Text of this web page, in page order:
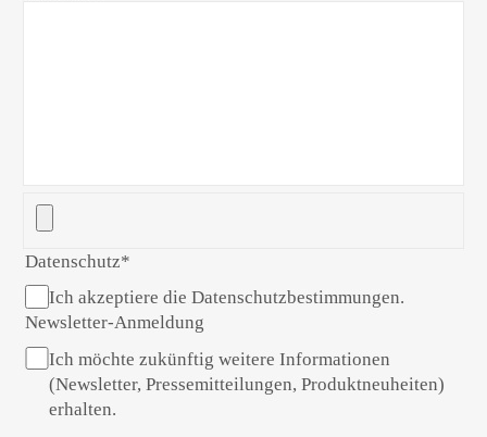
Datenschutz*
Ich akzeptiere die Datenschutzbestimmungen.
Newsletter-Anmeldung
Ich möchte zukünftig weitere Informationen
(Newsletter, Pressemitteilungen, Produktneuheiten)
erhalten.